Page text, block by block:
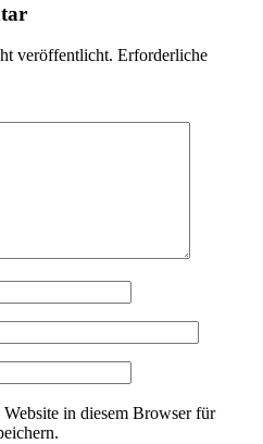
veröffentlicht. Erforderliche
in diesem Browser für